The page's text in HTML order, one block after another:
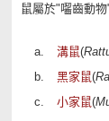
鼠屬於"囓齒動
溝鼠(
黑家鼠(
小家鼠(